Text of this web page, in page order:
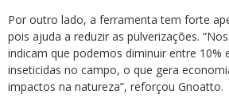
Por outro lado, a ferramenta tem forte
pois ajuda a reduzir as pulverizações.
indicam que podemos diminuir entre 10%
inseticidas no campo, o que gera
impactos na natureza”, reforçou Gnoatto.